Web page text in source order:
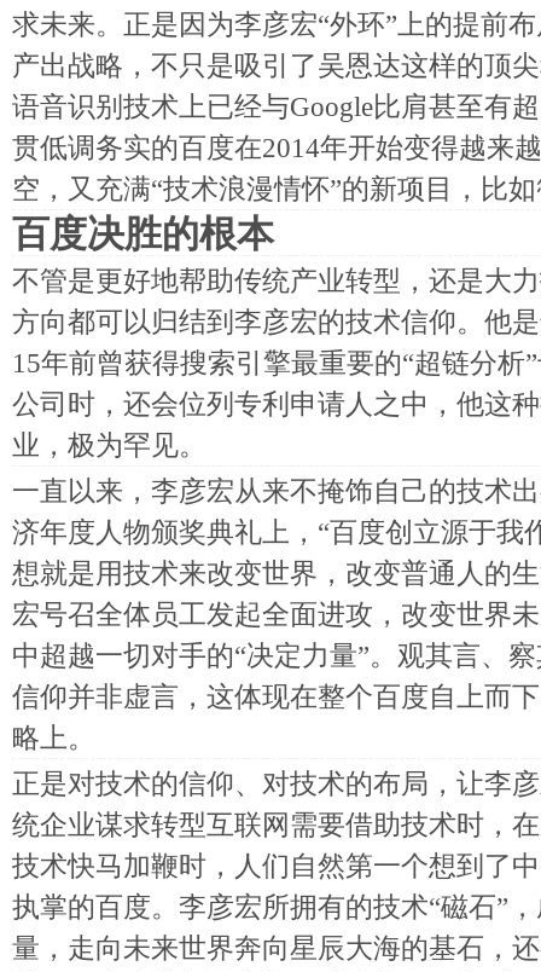
求未来。正是因为李彦宏“外环”上的提前
产出战略，不只是吸引了吴恩达这样的顶
语音识别技术上已经与Google比肩甚至有
贯低调务实的百度在2014年开始变得越来
空，又充满“技术浪漫情怀”的新项目，比
百度决胜的根本
不管是更好地帮助传统产业转型，还是大
方向都可以归结到李彦宏的技术信仰。他
15年前曾获得搜索引擎最重要的“超链分析
公司时，还会位列专利申请人之中，他这
业，极为罕见。
一直以来，李彦宏从来不掩饰自己的技术
济年度人物颁奖典礼上，“百度创立源于我
想就是用技术来改变世界，改变普通人的
宏号召全体员工发起全面进攻，改变世界
中超越一切对手的“决定力量”。观其言、
信仰并非虚言，这体现在整个百度自上而
略上。
正是对技术的信仰、对技术的布局，让李
统企业谋求转型互联网需要借助技术时，
技术快马加鞭时，人们自然第一个想到了
执掌的百度。李彦宏所拥有的技术“磁石”
量，走向未来世界奔向星辰大海的基石，